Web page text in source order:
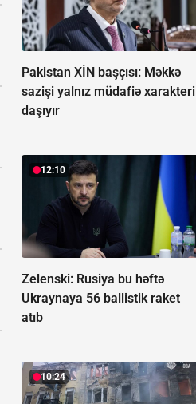
Pakistan XİN başçısı: Məkkə
sazişi yalnız müdafiə xarakteri
daşıyır
12:10
Zelenski: Rusiya bu həftə
Ukraynaya 56 ballistik raket
atıb
10:24